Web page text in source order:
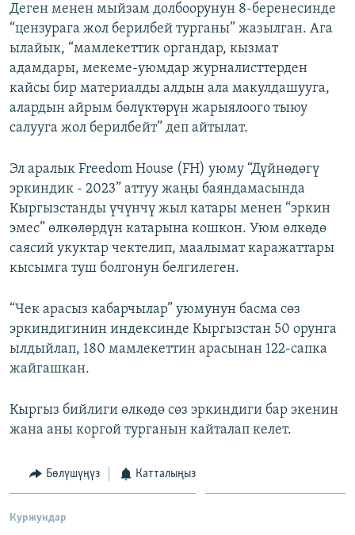
Деген менен мыйзам долбоорунун 8-беренесинде
“цензурага жол берилбей турганы” жазылган. Ага
ылайык, “мамлекеттик органдар, кызмат
адамдары, мекеме-уюмдар журналисттерден
кайсы бир материалды алдын ала макулдашууга,
алардын айрым бөлүктөрүн жарыялоого тыюу
салууга жол берилбейт” деп айтылат.
Эл аралык Freedom House (FH) уюму “Дүйнөдөгү
эркиндик - 2023” аттуу жаңы баяндамасында
Кыргызстанды үчүнчү жыл катары менен “эркин
эмес” өлкөлөрдүн катарына кошкон. Уюм өлкөдө
саясий укуктар чектелип, маалымат каражаттары
кысымга туш болгонун белгилеген.
“Чек арасыз кабарчылар” уюмунун басма сөз
эркиндигинин индексинде Кыргызстан 50 орунга
ылдыйлап, 180 мамлекеттин арасынан 122-сапка
жайгашкан.
Кыргыз бийлиги өлкөдө сөз эркиндиги бар экенин
жана аны коргой турганын кайталап келет.
Бөлүшүңүз Катталыңыз
Куржундар